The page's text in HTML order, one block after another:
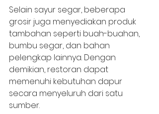
Selain sayur segar, beberapa
grosir juga menyediakan produk
tambahan seperti buah-buahan,
bumbu segar, dan bahan
pelengkap lainnya. Dengan
demikian, restoran dapat
memenuhi kebutuhan dapur
secara menyeluruh dari satu
sumber.